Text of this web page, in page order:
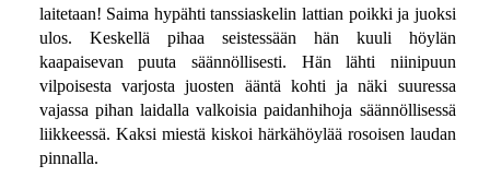
laitetaan! Saima hypähti tanssiaskelin lattian poikki ja juoksi
ulos. Keskellä pihaa seistessään hän kuuli höylän
kaapaisevan puuta säännöllisesti. Hän lähti niinipuun
vilpoisesta varjosta juosten ääntä kohti ja näki suuressa
vajassa pihan laidalla valkoisia paidanhihoja säännöllisessä
liikkeessä. Kaksi miestä kiskoi härkähöylää rosoisen laudan
pinnalla.